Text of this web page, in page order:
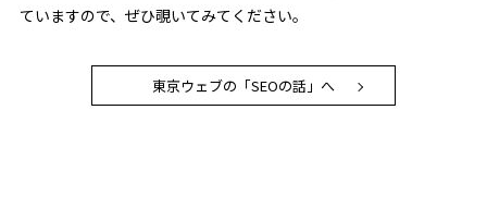
ていますので、ぜひ覗いてみてください。
東京ウェブの「SEOの話」へ